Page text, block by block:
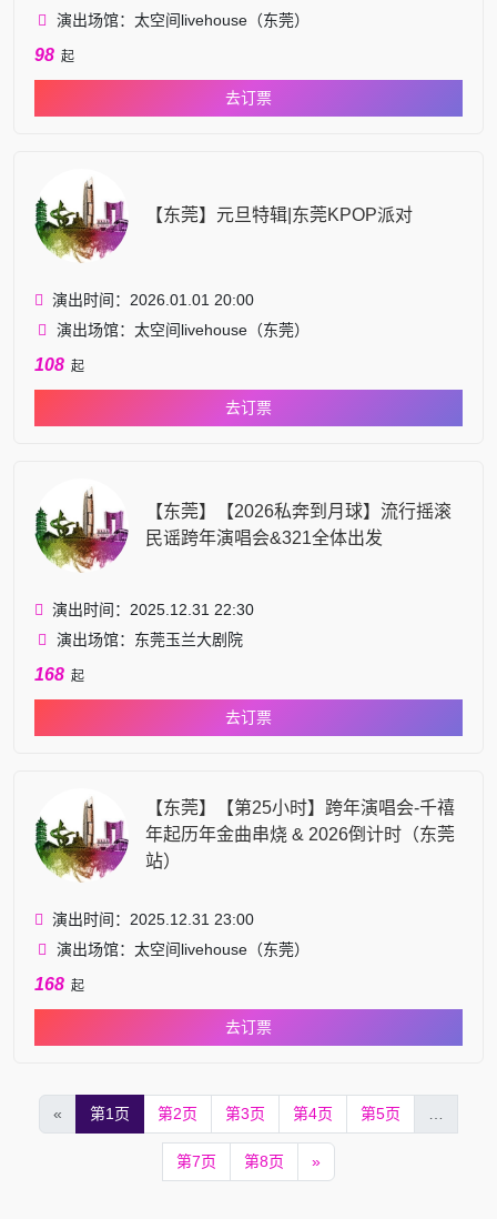
演出场馆：太空间livehouse（东莞）
98 起
去订票
【东莞】元旦特辑|东莞KPOP派对
演出时间：2026.01.01 20:00
演出场馆：太空间livehouse（东莞）
108 起
去订票
【东莞】【2026私奔到月球】流行摇滚
民谣跨年演唱会&321全体出发
演出时间：2025.12.31 22:30
演出场馆：东莞玉兰大剧院
168 起
去订票
【东莞】【第25小时】跨年演唱会-千禧
年起历年金曲串烧 & 2026倒计时（东莞
站）
演出时间：2025.12.31 23:00
演出场馆：太空间livehouse（东莞）
168 起
去订票
« 第1页 第2页 第3页 第4页 第5页
第7页 第8页 »